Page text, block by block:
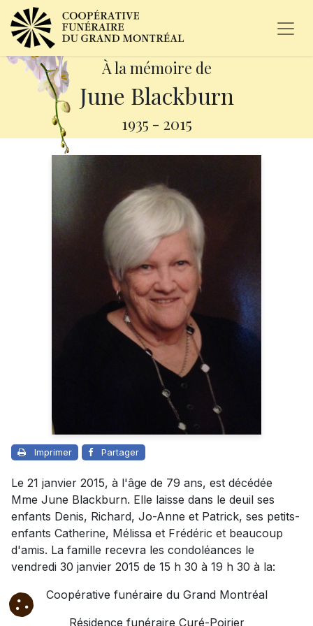
À la mémoire de
June Blackburn
1935 - 2015
Imprimer Partager
Le 21 janvier 2015, à l'âge de 79 ans, est décédée
Mme June Blackburn. Elle laisse dans le deuil ses
enfants Denis, Richard, Jo-Anne et Patrick, ses petits-
enfants Catherine, Mélissa et Frédéric et beaucoup
d'amis. La famille recevra les condoléances le
vendredi 30 janvier 2015 de 15 h 30 à 19 h 30 à la:
Coopérative funéraire du Grand Montréal
Résidence funéraire Curé-Poirier